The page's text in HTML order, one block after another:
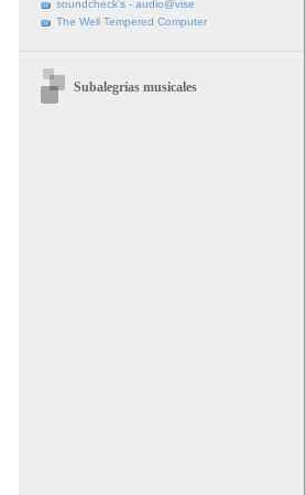
soundcheck's - audio@vise
The Well Tempered Computer
Subalegrías musicales